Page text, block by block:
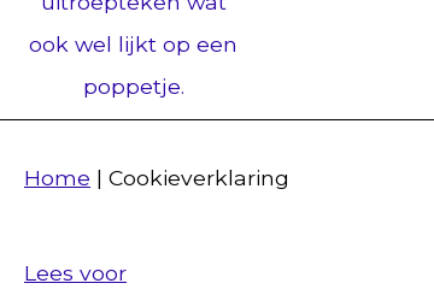
Home | Cookieverklaring
Lees voor